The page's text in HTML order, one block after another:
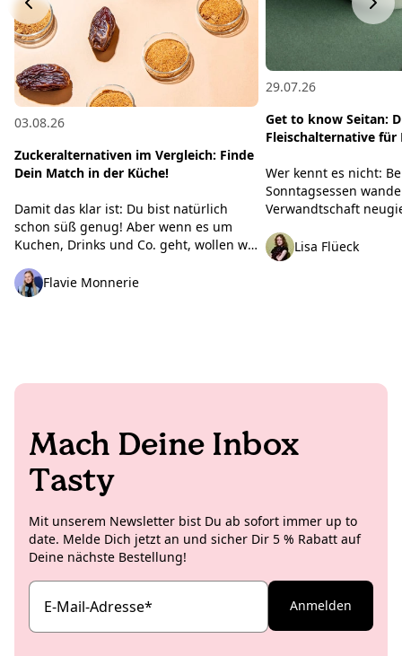
03.08.26
Zuckeralternativen im Vergleich: Finde
Dein Match in der Küche!
Damit das klar ist: Du bist natürlich
schon süß genug! Aber wenn es um
Kuchen, Drinks und Co. geht, wollen wir
Süße. Egal, ob Du Haushaltszucker
reduzieren oder einfach neue
getestet und verglichen – damit Du
Flavie Monnerie
29.07.26
Get to know Seitan:
Fleischalternative für
Wer kennt es nicht:
Sonntagsessen
Verwandtschaft
kommen die
nicht total stark
Lisa Flüeck
Mach Deine Inbox
Tasty
Mit unserem Newsletter bist Du ab sofort immer up to
date. Melde Dich jetzt an und sicher Dir 5 % Rabatt auf
Deine nächste Bestellung!
E-Mail-Adresse* Anmelden